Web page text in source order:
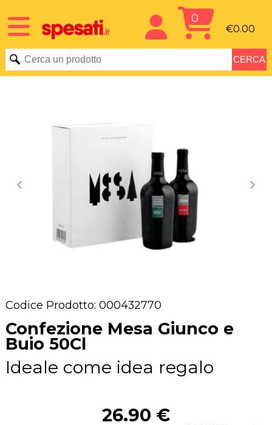
0
€0.00
Codice Prodotto: 000432770
Confezione Mesa Giunco e
Buio 50Cl
Ideale come idea regalo
26.90 €